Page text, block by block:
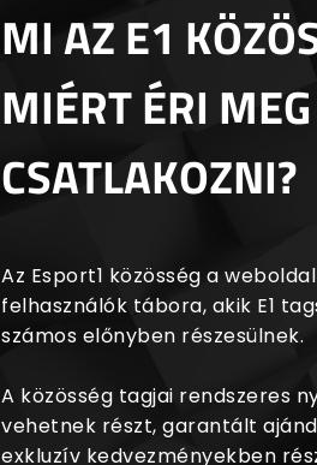
MI AZ E1
MIÉRT ÉRI MEG
CSATLAKOZNI?
Az Esport1 közösség a
felhasználók tábora, akik E1
számos előnyben részesülnek.
A közösség tagjai rendszeres
vehetnek részt, garantált
exkluzív kedvezményekben